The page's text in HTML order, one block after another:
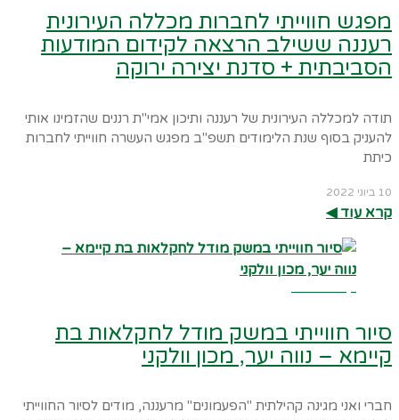
מפגש חווייתי לחברות מכללה העירונית
רעננה ששילב הרצאה לקידום המודעות
הסביבתית + סדנת יצירה ירוקה
תודה למכללה העירונית של רעננה ותיכון אמי"ת רננים שהזמינו אותי
להעניק בסוף שנת הלימודים תשפ"ב מפגש העשרה חווייתי לחברות
כיתת
10 ביוני 2022
קרא עוד ◀︎
סיור חווייתי במשק מודל לחקלאות בת
קיימא – נווה יער, מכון וולקני
חברי ואני מגינה קהילתית "הפעמונים" מרעננה, מודים לסיור החווייתי